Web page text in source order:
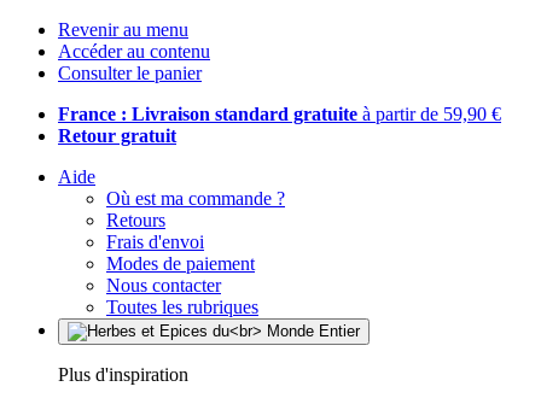
Revenir au menu
Accéder au contenu
Consulter le panier
France : Livraison standard gratuite à partir de 59,90 €
Retour gratuit
Aide
Où est ma commande ?
Retours
Frais d'envoi
Modes de paiement
Nous contacter
Toutes les rubriques
Plus d'inspiration